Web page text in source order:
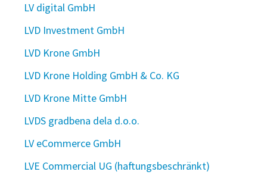
LV digital GmbH
LVD Investment GmbH
LVD Krone GmbH
LVD Krone Holding GmbH & Co. KG
LVD Krone Mitte GmbH
LVDS gradbena dela d.o.o.
LV eCommerce GmbH
LVE Commercial UG (haftungsbeschränkt)